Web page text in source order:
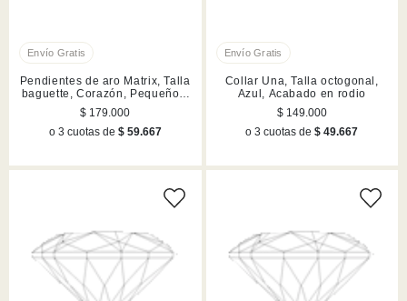
Pendientes de aro Matrix, Talla
baguette, Corazón, Pequeños,
Blancos, Acabado en rodio
$ 179.000
o 3 cuotas de $ 59.667
Collar Una, Talla octogonal,
Azul, Acabado en rodio
$ 149.000
o 3 cuotas de$ 49.667